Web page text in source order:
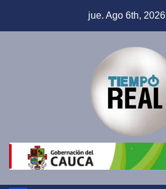
jue. Ago 6th, 2026